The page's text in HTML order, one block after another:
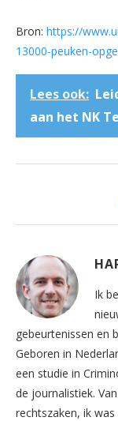
Bron: https://
13000-peuken-
Lees ook:
aan het NK
Ik
gebeurtenissen en
Geboren in
een studie in
de journalistiek.
rechtszaken, ik